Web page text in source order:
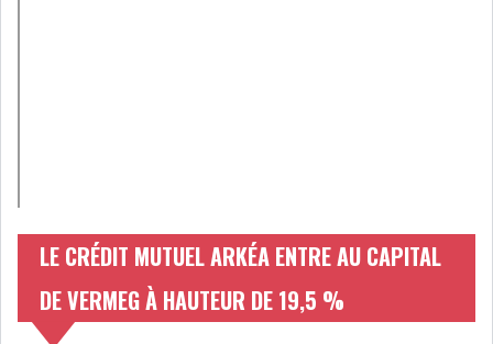
INTRODUCTIONS
OPÉRATIONS SUR
TITRES
NOMINATIONS NOTATION
LE CRÉDIT MUTUEL ARKÉA ENTRE AU CAPITAL
DE VERMEG À HAUTEUR DE 19,5 %